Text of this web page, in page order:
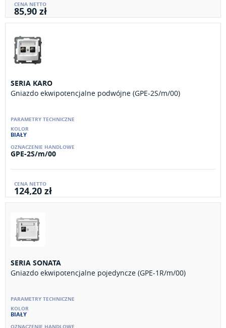
85,90 zł
SERIA KARO
Gniazdo ekwipotencjalne podwójne (GPE-2S/m/00)
BIAŁY
GPE-2S/m/00
124,20 zł
SERIA SONATA
Gniazdo ekwipotencjalne pojedyncze (GPE-1R/m/00)
BIAŁY